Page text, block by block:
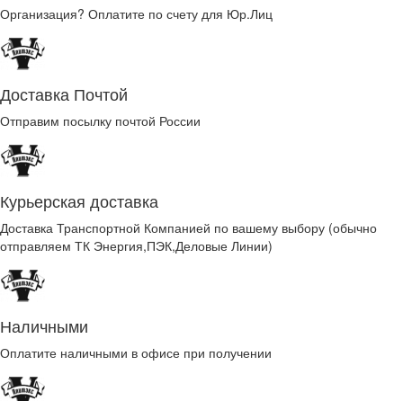
Организация? Оплатите по счету для Юр.Лиц
Доставка Почтой
Отправим посылку почтой России
Курьерская доставка
Доставка Транспортной Компанией по вашему выбору (обычно
отправляем ТК Энергия,ПЭК,Деловые Линии)
Наличными
Оплатите наличными в офисе при получении